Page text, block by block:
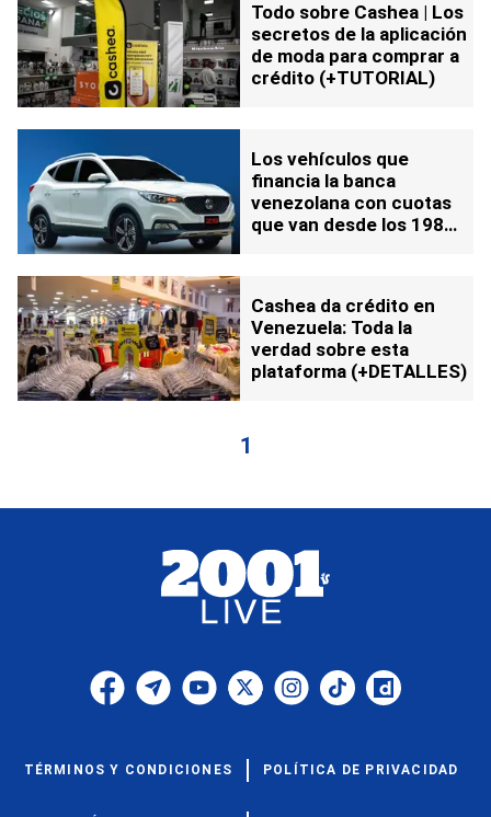
Todo sobre Cashea | Los
secretos de la aplicación
de moda para comprar a
crédito (+TUTORIAL)
Los vehículos que
financia la banca
venezolana con cuotas
que van desde los 198
Cashea da crédito en
Venezuela: Toda la
verdad sobre esta
plataforma (+DETALLES)
1
TÉRMINOS Y CONDICIONES POLÍTICA DE PRIVACIDAD